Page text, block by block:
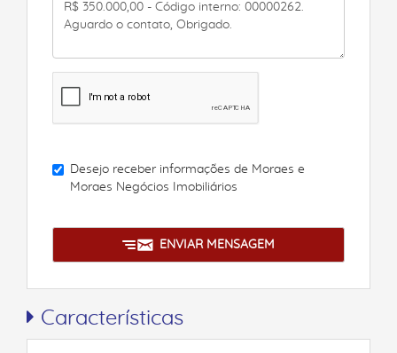
Desejo receber informações de Moraes e
Moraes Negócios Imobiliários
ENVIAR MENSAGEM
Características